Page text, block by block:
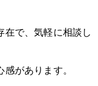
在で、気軽に相談し
があります。